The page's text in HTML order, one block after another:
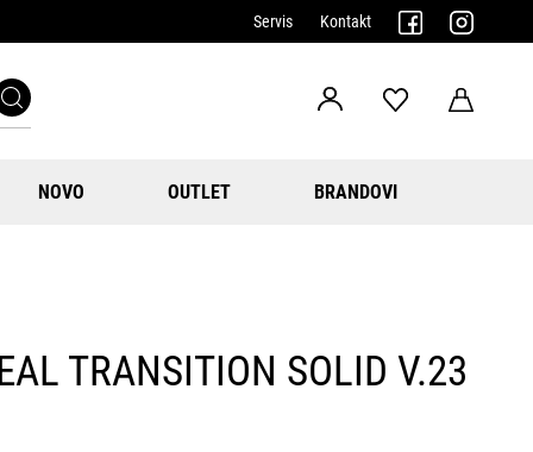
Servis Kontakt
NOVO OUTLET BRANDOVI
TRANSITION SOLID V.23